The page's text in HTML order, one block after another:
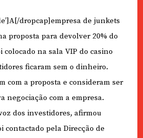
dropcap]empresa de junkets
proposta para devolver 20% do
na sala VIP do casino
ficaram sem o dinheiro.
com a proposta e consideram ser
negociação com a empresa.
dos investidores, afirmou
contactado pela Direcção de